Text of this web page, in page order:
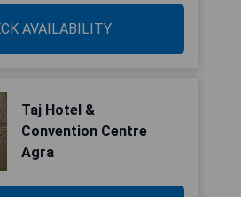
AVAILABILITY
Taj Hotel &
Convention Centre
Agra